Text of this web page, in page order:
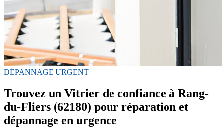
DÉPANNAGE URGENT
Trouvez un Vitrier de confiance à Rang-
du-Fliers (62180) pour réparation et
dépannage en urgence